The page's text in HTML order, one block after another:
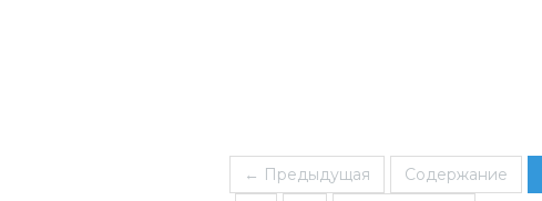
← Предыдущая Содержание